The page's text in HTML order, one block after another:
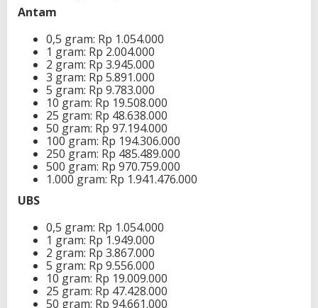
Antam
0,5 gram: Rp 1.054.000
1 gram: Rp 2.004.000
2 gram: Rp 3.945.000
3 gram: Rp 5.891.000
5 gram: Rp 9.783.000
10 gram: Rp 19.508.000
25 gram: Rp 48.638.000
50 gram: Rp 97.194.000
100 gram: Rp 194.306.000
250 gram: Rp 485.489.000
500 gram: Rp 970.759.000
1.000 gram: Rp 1.941.476.000
UBS
0,5 gram: Rp 1.054.000
1 gram: Rp 1.949.000
2 gram: Rp 3.867.000
5 gram: Rp 9.556.000
10 gram: Rp 19.009.000
25 gram: Rp 47.428.000
50 gram: Rp 94.661.000